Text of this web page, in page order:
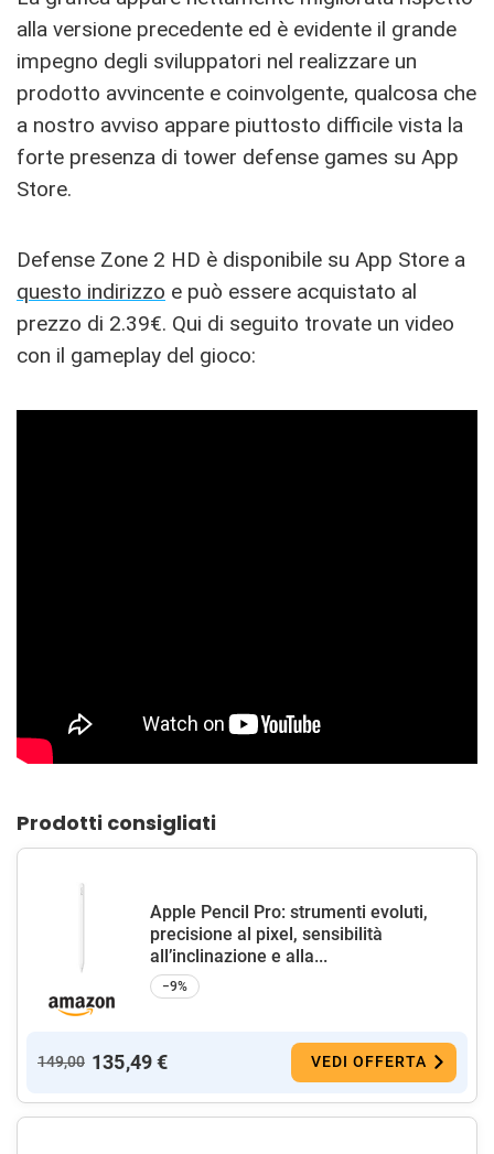
alla versione precedente ed è evidente il grande
impegno degli sviluppatori nel realizzare un
prodotto avvincente e coinvolgente, qualcosa che
a nostro avviso appare piuttosto difficile vista la
forte presenza di tower defense games su App
Store.
Defense Zone 2 HD è disponibile su App Store a
questo indirizzo e può essere acquistato al
prezzo di 2.39€. Qui di seguito trovate un video
con il gameplay del gioco:
Prodotti consigliati
Apple Pencil Pro: strumenti evoluti,
precisione al pixel, sensibilità
all’inclinazione e alla...
−9%
149,00 135,49 € VEDI OFFERTA